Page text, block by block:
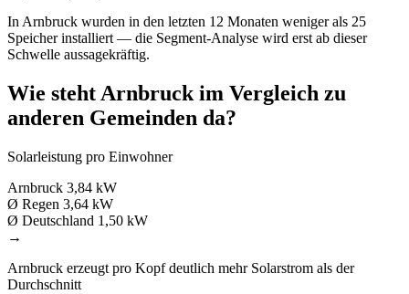
In Arnbruck wurden in den letzten 12 Monaten weniger als 25
Speicher installiert — die Segment-Analyse wird erst ab dieser
Schwelle aussagekräftig.
Wie steht Arnbruck im Vergleich zu
anderen Gemeinden da?
Solarleistung pro Einwohner
Arnbruck 3,84 kW
Ø Regen 3,64 kW
Ø Deutschland 1,50 kW
→
Arnbruck erzeugt pro Kopf deutlich mehr Solarstrom als der
Durchschnitt